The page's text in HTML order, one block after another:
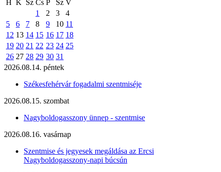
H K Sz Cs P Sz V
1
2 3
4
5
6 7 8 9 10 11
12 13 14 15 16 17 18
19 20 21 22 23 24 25
26 27 28 29 30 31
2026.08.14. péntek
Székesfehérvár fogadalmi szentmiséje
2026.08.15. szombat
Nagyboldogasszony ünnep - szentmise
2026.08.16. vasárnap
Szentmise és jegyesek megáldása az Ercsi
Nagyboldogasszony-napi búcsún